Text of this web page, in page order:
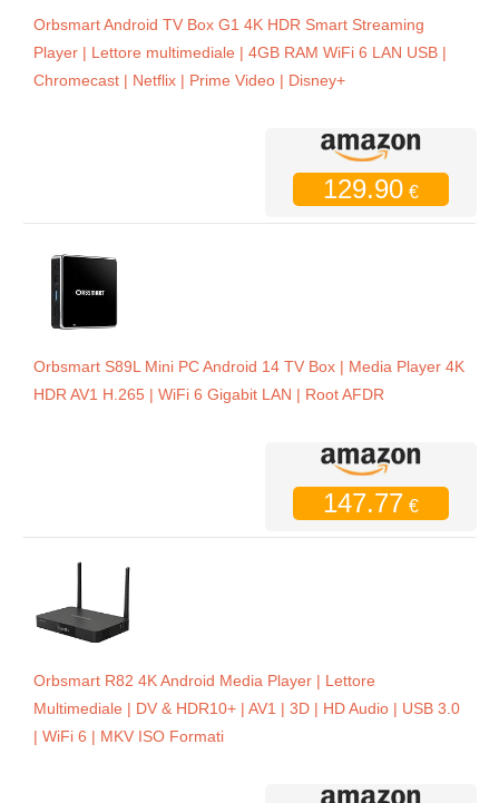
Orbsmart Android TV Box G1 4K HDR Smart Streaming
Player | Lettore multimediale | 4GB RAM WiFi 6 LAN USB |
Chromecast | Netflix | Prime Video | Disney+
129.90 €
Orbsmart S89L Mini PC Android 14 TV Box | Media Player 4K
HDR AV1 H.265 | WiFi 6 Gigabit LAN | Root AFDR
147.77 €
Orbsmart R82 4K Android Media Player | Lettore
Multimediale | DV & HDR10+ | AV1 | 3D | HD Audio | USB 3.0
| WiFi 6 | MKV ISO Formati